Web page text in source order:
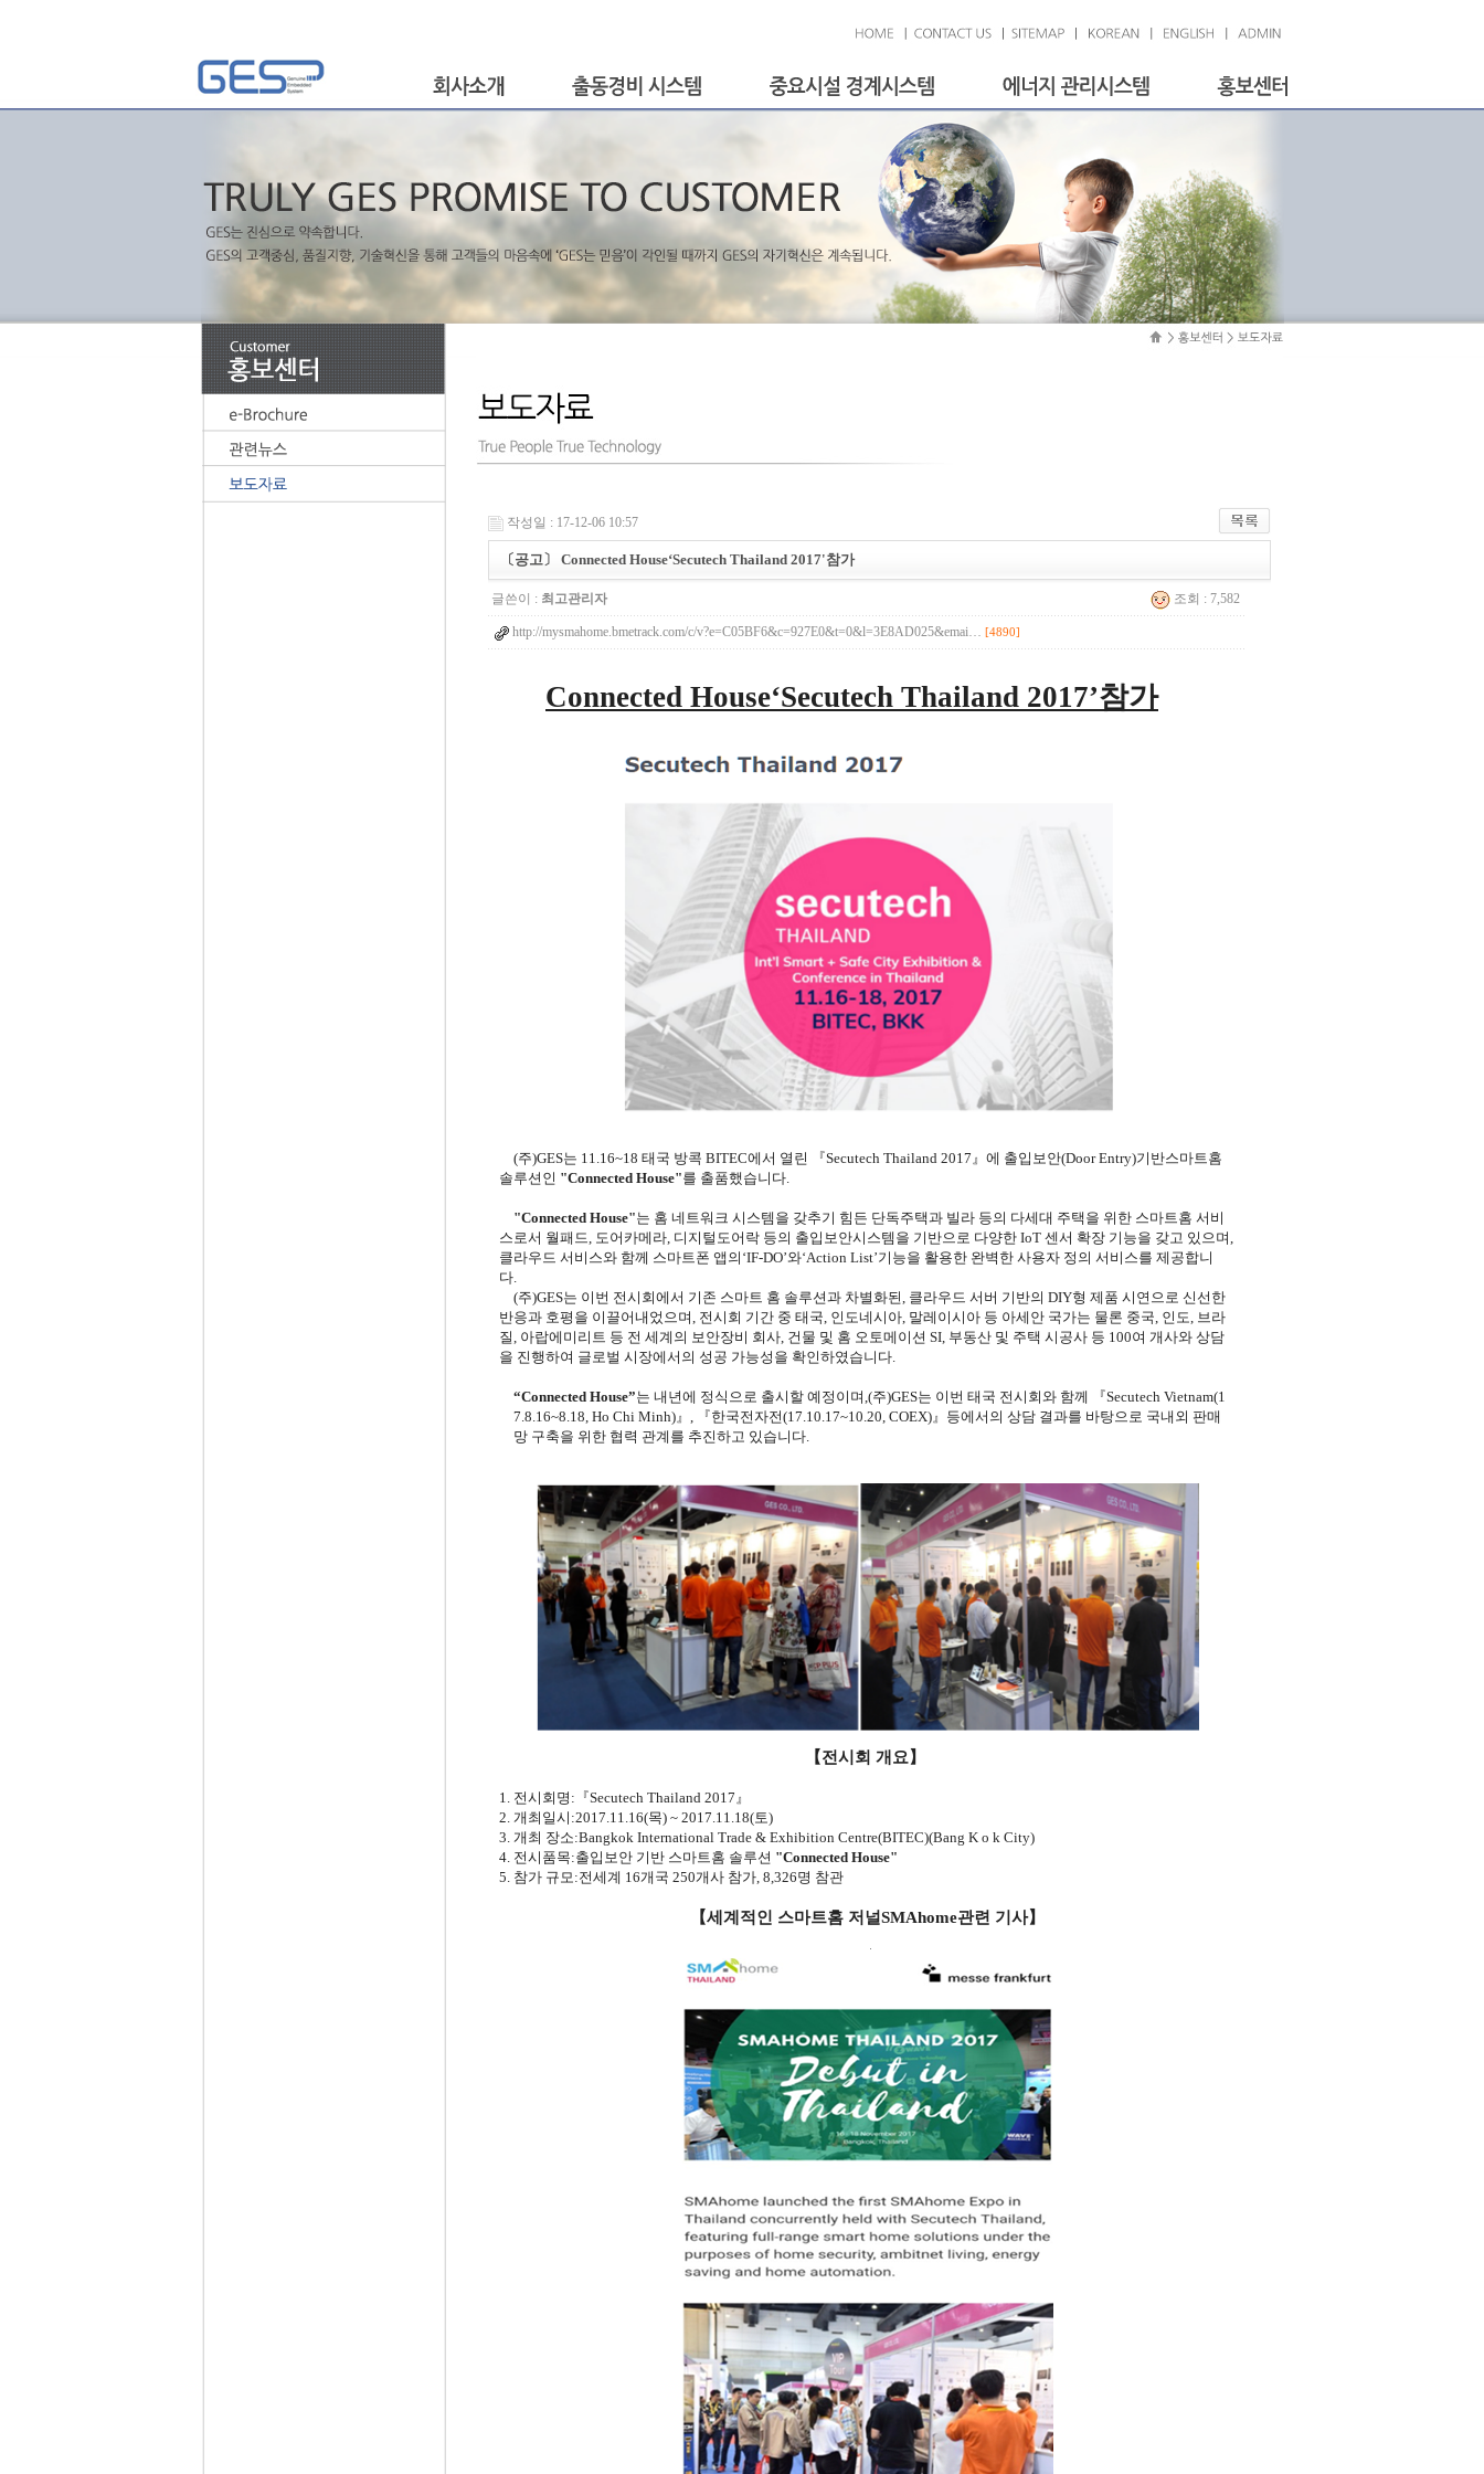
작성일 : 17-12-06 10:57
〔공고〕 Connected House‘Secutech Thailand 2017'참가
글쓴이 : 최고관리자 조회 : 7,582
http://mysmahome.bmetrack.com/c/v?e=C05BF6&c=927E0&t=0&l=3E8AD025&emai… [4890]
Connected House‘Secutech Thailand 2017’참가
(주)GES는 11.16~18 태국 방콕 BITEC에서 열린 『Secutech Thailand 2017』에 출입보안(Door Entry)기반스마트홈
솔루션인 "Connected House"를 출품했습니다.
"Connected House"는 홈 네트워크 시스템을 갖추기 힘든 단독주택과 빌라 등의 다세대 주택을 위한 스마트홈 서비
스로서 월패드, 도어카메라, 디지털도어락 등의 출입보안시스템을 기반으로 다양한 IoT 센서 확장 기능을 갖고 있으며,
클라우드 서비스와 함께 스마트폰 앱의 ‘IF-DO’와‘Action List’기능을 활용한 완벽한 사용자 정의 서비스를 제공합니
다.
(주)GES는 이번 전시회에서 기존 스마트 홈 솔루션과 차별화된, 클라우드 서버 기반의 DIY형 제품 시연으로 신선한
반응과 호평을 이끌어내었으며, 전시회 기간 중 태국, 인도네시아, 말레이시아 등 아세안 국가는 물론 중국, 인도, 브라
질, 아랍에미리트 등 전 세계의 보안장비 회사, 건물 및 홈 오토메이션 SI, 부동산 및 주택 시공사 등 100여 개사와 상담
을 진행하여 글로벌 시장에서의 성공 가능성을 확인하였습니다.
“Connected House”는 내 년에 정식으로 출시할 예정이며,(주)GES는 이번 태국 전시회와 함께 『Secutech Vietnam(1
7.8.16~8.18, Ho Chi Minh)』, 『한국전자전(17.10.17~10.20, COEX)』등에서의 상담 결과를 바탕으로 국내외 판매
망 구축을 위한 협력 관계를 추진하고 있습니다.
【전시회 개요】
1. 전시회명 : 『Secutech Thailand 2017』
2. 개최일시 :2017.11.16(목) ~ 2017.11.18(토)
3. 개최 장소:Bangkok International Trade & Exhibition Centre(BITEC)(Bang K o k City)
4. 전시품목:출입보안 기반 스마트홈 솔루션 "Connected House"
5. 참가 규모:전세계 16개국 250개사 참가, 8,326명 참관
【세계적인 스마트홈 저널SMAhome관련 기사】